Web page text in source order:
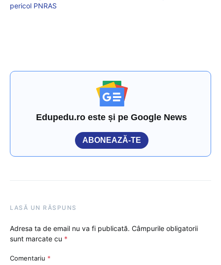
pericol PNRAS
Edupedu.ro este și pe Google News
ABONEAZĂ-TE
LASĂ UN RĂSPUNS
Adresa ta de email nu va fi publicată. Câmpurile obligatorii
sunt marcate cu *
Comentariu *